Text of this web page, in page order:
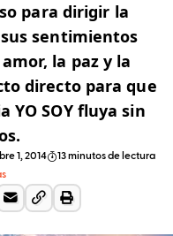
para dirigir la
sentimientos
la paz y la
directo para que
YO SOY fluya sin
1, 2014
13 minutos de lectura